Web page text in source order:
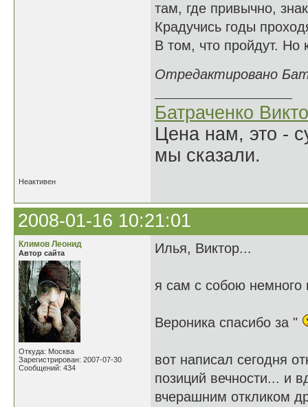
там, где привычно,
Крадучись годы
В том, что пройдут. Но
Отредактировано
Батраченко
Цена нам, это -
мы сказали.
Неактивен
2008-01-16 10:21:01
Климов Леонид
Автор сайта
Откуда: Москва
Зарегистрирован: 2007-07-30
Сообщений: 434
Илья, Виктор...
я сам с собою немного
Вероника спасибо за "
вот написал сегодня
позиций вечности... и
вчерашним откликом